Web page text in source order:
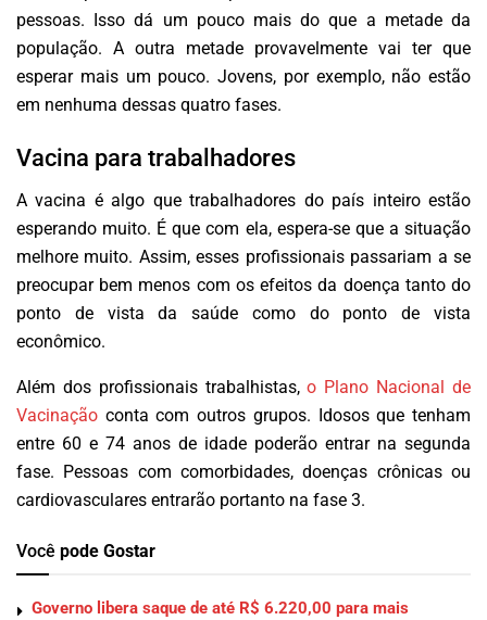
pessoas. Isso dá um pouco mais do que a metade da
população. A outra metade provavelmente vai ter que
esperar mais um pouco. Jovens, por exemplo, não estão
em nenhuma dessas quatro fases.
Vacina para trabalhadores
A vacina é algo que trabalhadores do país inteiro estão
esperando muito. É que com ela, espera-se que a situação
melhore muito. Assim, esses profissionais passariam a se
preocupar bem menos com os efeitos da doença tanto do
ponto de vista da saúde como do ponto de vista
econômico.
Além dos profissionais trabalhistas,o Plano Nacional de
Vacinação conta com outros grupos. Idosos que tenham
entre 60 e 74 anos de idade poderão entrar na segunda
fase. Pessoas com comorbidades, doenças crônicas ou
cardiovasculares entrarão portanto na fase 3.
Você pode Gostar
Governo libera saque de até R$ 6.220,00 para mais